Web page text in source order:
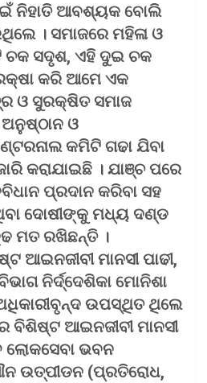
ନିହାତି ଆବଶ୍ୟକ ବୋଲି
। ସମାଜରେ ମହିଳା ଓ
ସଦୃଶ, ଏହି ଦୁଇ ଚକ
କରି ଆମେ ଏକ
ଓ ସୁରକ୍ଷିତ ସମାଜ
ଓ
କମିଟି ଗଢା ଯିବା
କରାଯାଇଛି । ଯାଞ୍ଚ ପରେ
ପ୍ରଦାନ କରିବା ସହ
ଦୋଷୀଙ୍କୁ ମଧ୍ୟ ଦଣ୍ଡ
ମତ ରଖିଛନ୍ତି ।
ଆଇନଜୀବୀ ମାନସୀ ପାଢୀ,
ନିର୍ଦ୍ଦେଶିକା ମୋନିଶା
ଅଧିକାରୀବୃନ୍ଦ ଉପସ୍ଥିତ ଥିଲେ
ବିଶିଷ୍ଟ ଆଇନଜୀବୀ ମାନସୀ
ଲୋକସେବା ଭବନ
ଉତ୍ପୀଡନ (ପ୍ରତିରୋଧ,